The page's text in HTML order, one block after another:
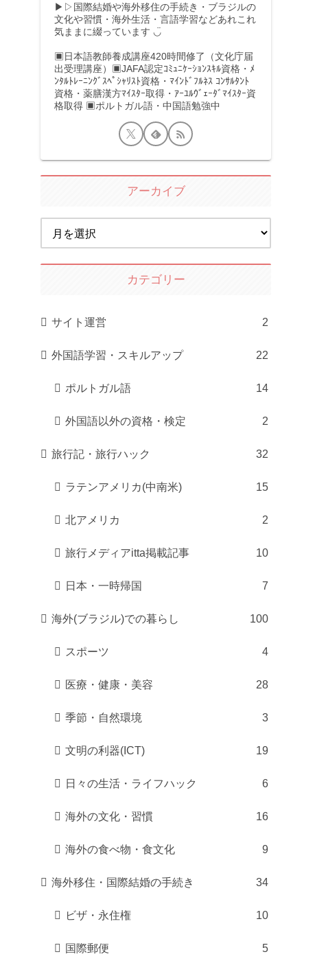
▶▷国際結婚や海外移住の手続き・ブラジルの
文化や習慣・海外生活・言語学習などあれこれ
気ままに綴っています ◡̈
▣日本語教師養成講座420時間修了（文化庁届
出受理講座）▣JAFA認定ｺﾐｭﾆｹｰｼｮﾝｽｷﾙ資格・ﾒ
ﾝﾀﾙﾄﾚｰﾆﾝｸﾞｽﾍﾟｼｬﾘｽﾄ資格・ﾏｲﾝﾄﾞﾌﾙﾈｽ ｺﾝｻﾙﾀﾝﾄ
資格・薬膳漢方ﾏｲｽﾀｰ取得・ｱｰﾕﾙｳﾞｪｰﾀﾞﾏｲｽﾀｰ資
格取得 ▣ポルトガル語・中国語勉強中
アーカイブ
カテゴリー
サイト運営 2
外国語学習・スキルアップ 22
ポルトガル語 14
外国語以外の資格・検定 2
旅行記・旅行ハック 32
ラテンアメリカ(中南米) 15
北アメリカ 2
旅行メディアitta掲載記事 10
日本・一時帰国 7
海外(ブラジル)での暮らし 100
スポーツ 4
医療・健康・美容 28
季節・自然環境 3
文明の利器(ICT) 19
日々の生活・ライフハック 6
海外の文化・習慣 16
海外の食べ物・食文化 9
海外移住・国際結婚の手続き 34
ビザ・永住権 10
国際郵便 5